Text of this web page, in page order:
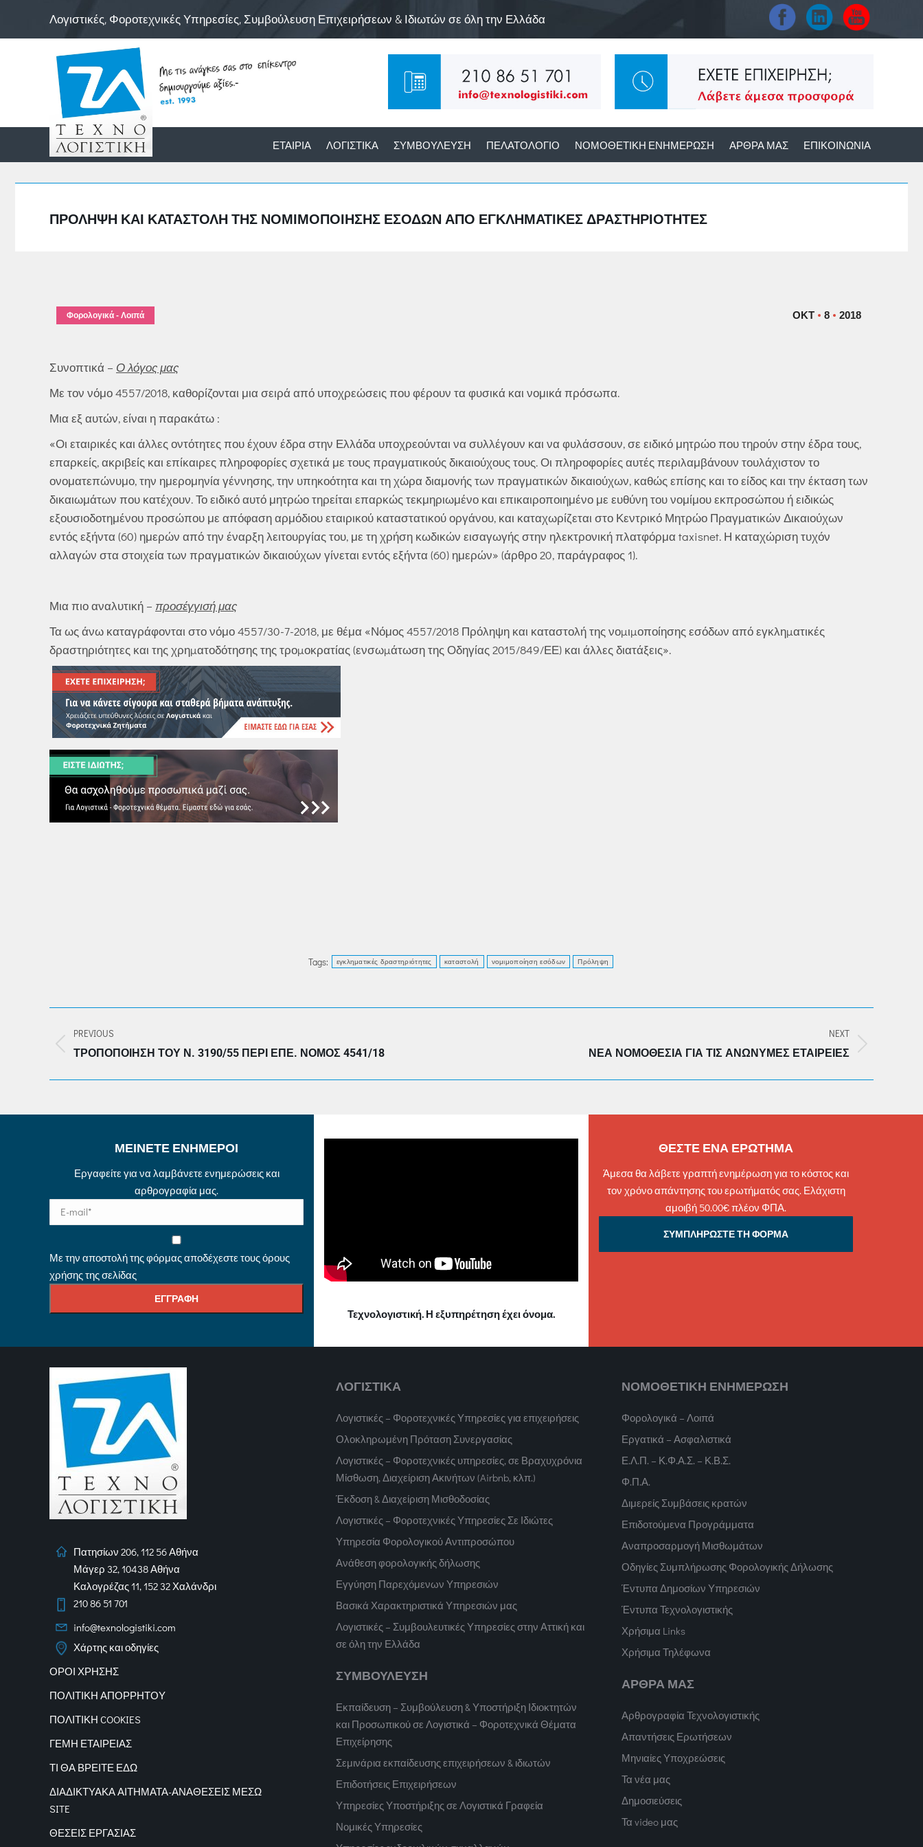
Λογιστικές, Φοροτεχνικές Υπηρεσίες, Συμβούλευση Επιχειρήσεων & Ιδιωτών σε όλη την Ελλάδα
ΕΤΑΙΡΊΑ ΛΟΓΙΣΤΙΚΆ ΣΥΜΒΟΎΛΕΥΣΗ ΠΕΛΑΤΟΛΌΓΙΟ ΝΟΜΟΘΕΤΙΚΉ ΕΝΗΜΈΡΩΣΗ ΆΡΘΡΑ ΜΑΣ ΕΠΙΚΟΙΝΩΝΊΑ
ΠΡΌΛΗΨΗ ΚΑΙ ΚΑΤΑΣΤΟΛΉ ΤΗΣ ΝΟΜΙΜΟΠΟΊΗΣΗΣ ΕΣΌΔΩΝ ΑΠΌ ΕΓΚΛΗΜΑΤΙΚΈΣ ΔΡΑΣΤΗΡΙΌΤΗΤΕΣ
ΟΚΤ 8 2018
Φορολογικά - Λοιπά
Συνοπτικά – Ο λόγος μας
Με τον νόμο 4557/2018, καθορίζονται μια σειρά από υποχρεώσεις που φέρουν τα φυσικά και νομικά πρόσωπα.
Μια εξ αυτών, είναι η παρακάτω :
«Οι εταιρικές και άλλες οντότητες που έχουν έδρα στην Ελλάδα υποχρεούνται να συλλέγουν και να φυλάσσουν, σε ειδικό μητρώο που τηρούν στην έδρα τους,
επαρκείς, ακριβείς και επίκαιρες πληροφορίες σχετικά με τους πραγματικούς δικαιούχους τους. Οι πληροφορίες αυτές περιλαμβάνουν τουλάχιστον το
ονοματεπώνυμο, την ημερομηνία γέννησης, την υπηκοότητα και τη χώρα διαμονής των πραγματικών δικαιούχων, καθώς επίσης και το είδος και την έκταση των
δικαιωμάτων που κατέχουν. Το ειδικό αυτό μητρώο τηρείται επαρκώς τεκμηριωμένο και επικαιροποιημένο με ευθύνη του νομίμου εκπροσώπου ή ειδικώς
εξουσιοδοτημένου προσώπου με απόφαση αρμόδιου εταιρικού καταστατικού οργάνου, και καταχωρίζεται στο Κεντρικό Μητρώο Πραγματικών Δικαιούχων
εντός εξήντα (60) ημερών από την έναρξη λειτουργίας του, με τη χρήση κωδικών εισαγωγής στην ηλεκτρονική πλατφόρμα taxisnet. Η καταχώριση τυχόν
αλλαγών στα στοιχεία των πραγματικών δικαιούχων γίνεται εντός εξήντα (60) ημερών» (άρθρο 20, παράγραφος 1).
Μια πιο αναλυτική – προσέγγισή μας
Τα ως άνω καταγράφονται στο νόμο 4557/30-7-2018, με θέμα «Νόμος 4557/2018 Πρόληψη και καταστολή της νοµιµοποίησης εσόδων από εγκληµατικές
δραστηριότητες και της χρηµατοδότησης της τροµοκρατίας (ενσωµάτωση της Οδηγίας 2015/849/ΕΕ) και άλλες διατάξεις».
Tags: εγκληματικές δραστηριότητες καταστολή νομιμοποίηση εσόδων Πρόληψη
NAVIGATION
PREVIOUS
Previous
ΤΡΟΠΟΠΟΊΗΣΗ ΤΟΥ Ν. 3190/55 ΠΕΡΊ ΕΠΕ. ΝΌΜΟΣ 4541/18
NEXT
ΝΈΑ ΝΟΜΟΘΕΣΊΑ ΓΙΑ ΤΙΣ ΑΝΏΝΥΜΕΣ ΕΤΑΙΡΕΊΕΣ
ΜΕΙΝΕΤΕ ΕΝΗΜΕΡΟΙ
Εργαφείτε για να λαμβάνετε ενημερώσεις και
αρθρογραφία μας.
Με την αποστολή της φόρμας αποδέχεστε τους όρους
χρήσης της σελίδας
Τεχνολογιστική. Η εξυπηρέτηση έχει όνομα.
ΘΕΣΤΕ ΕΝΑ ΕΡΩΤΗΜΑ
Άμεσα θα λάβετε γραπτή ενημέρωση για το κόστος και
τον χρόνο απάντησης του ερωτήματός σας. Ελάχιστη
αμοιβή 50.00€ πλέον ΦΠΑ.
ΣΥΜΠΛΗΡΩΣΤΕ ΤΗ ΦΟΡΜΑ
Πατησίων 206, 112 56 Αθήνα
Μάγερ 32, 10438 Αθήνα
Καλογρέζας 11, 152 32 Χαλάνδρι
210 86 51 701
info@texnologistiki.com
Χάρτης και οδηγίες
ΟΡΟΙ ΧΡΗΣΗΣ
ΠΟΛΙΤΙΚΗ ΑΠΟΡΡΗΤΟΥ
ΠΟΛΙΤΙΚΗ COOKIES
ΓΕΜΗ ΕΤΑΙΡΕΙΑΣ
ΤΙ ΘΑ ΒΡΕΙΤΕ ΕΔΩ
ΔΙΑΔΙΚΤΥΑΚΑΑΙΤΗΜΑΤΑ-ΑΝΑΘΕΣΕΙΣ ΜΕΣΩ
SITE
ΘΕΣΕΙΣ ΕΡΓΑΣΙΑΣ
ΛΟΓΙΣΤΙΚΑ
Λογιστικές – Φοροτεχνικές Υπηρεσίες για επιχειρήσεις
Ολοκληρωμένη Πρόταση Συνεργασίας
Λογιστικές – Φοροτεχνικές υπηρεσίες, σε Βραχυχρόνια
Μίσθωση, Διαχείριση Ακινήτων (Airbnb, κλπ.)
Έκδοση & Διαχείριση Μισθοδοσίας
Λογιστικές – Φοροτεχνικές Υπηρεσίες Σε Ιδιώτες
Υπηρεσία Φορολογικού Αντιπροσώπου
Ανάθεση φορολογικής δήλωσης
Εγγύηση Παρεχόμενων Υπηρεσιών
Βασικά Χαρακτηριστικά Υπηρεσιών μας
Λογιστικές – Συμβουλευτικές Υπηρεσίες στην Αττική και
σε όλη την Ελλάδα
ΣΥΜΒΟΥΛΕΥΣΗ
Εκπαίδευση – Συμβούλευση & Υποστήριξη Ιδιοκτητών
και Προσωπικού σε Λογιστικά – Φοροτεχνικά Θέματα
Επιχείρησης
Σεμινάρια εκπαίδευσης επιχειρήσεων & ιδιωτών
Επιδοτήσεις Επιχειρήσεων
Υπηρεσίες Υποστήριξης σε Λογιστικά Γραφεία
Νομικές Υπηρεσίες
ΝΟΜΟΘΕΤΙΚΗ ΕΝΗΜΕΡΩΣΗ
Φορολογικά – Λοιπά
Εργατικά – Ασφαλιστικά
Ε.Λ.Π. – Κ.Φ.Α.Σ. – Κ.Β.Σ.
Φ.Π.Α.
Διμερείς Συμβάσεις κρατών
Επιδοτούμενα Προγράμματα
Αναπροσαρμογή Μισθωμάτων
Οδηγίες Συμπλήρωσης Φορολογικής Δήλωσης
Έντυπα Δημοσίων Υπηρεσιών
Έντυπα Τεχνολογιστικής
Χρήσιμα Links
Χρήσιμα Τηλέφωνα
ΑΡΘΡΑ ΜΑΣ
Αρθρογραφία Τεχνολογιστικής
Απαντήσεις Ερωτήσεων
Μηνιαίες Υποχρεώσεις
Τα νέα μας
Δημοσιεύσεις
Τα video μας